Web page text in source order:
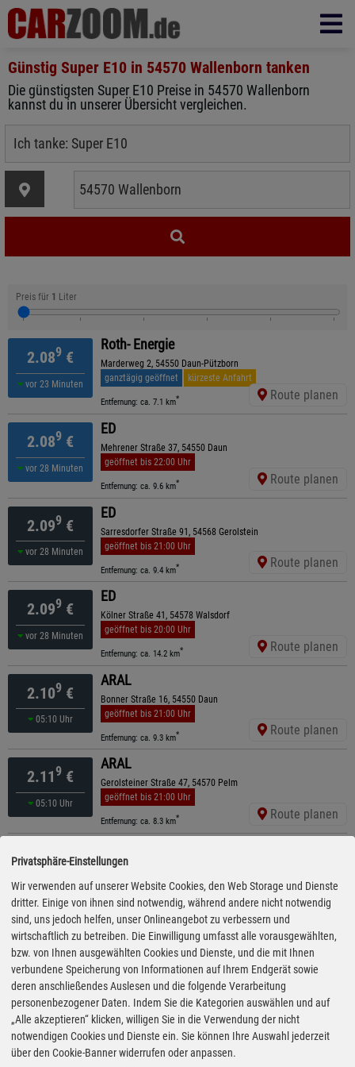
Günstig Super E10 in 54570 Wallenborn tanken
Die günstigsten Super E10 Preise in 54570 Wallenborn
kannst du in unserer Übersicht vergleichen.
Preis für 1 Liter
2.089 €
vor 23 Minuten
Roth- Energie
Marderweg 2, 54550 Daun-Pützborn
ganztägig geöffnet
kürzeste Anfahrt
Entfernung: ca. 7.1 km* Route planen
2.089 €
vor 28 Minuten
ED
Mehrener Straße 37, 54550 Daun
geöffnet bis 22:00 Uhr
Entfernung: ca. 9.6 km* Route planen
2.099 €
vor 28 Minuten
ED
Sarresdorfer Straße 91, 54568 Gerolstein
geöffnet bis 21:00 Uhr
Entfernung: ca. 9.4 km* Route planen
2.099 €
vor 28 Minuten
ED
Kölner Straße 41, 54578 Walsdorf
geöffnet bis 20:00 Uhr
Entfernung: ca. 14.2 km* Route planen
2.109 €
05:10 Uhr
ARAL
Bonner Straße 16, 54550 Daun
geöffnet bis 21:00 Uhr
Entfernung: ca. 9.3 km* Route planen
2.119 €
05:10 Uhr
ARAL
Gerolsteiner Straße 47, 54570 Pelm
geöffnet bis 21:00 Uhr
Entfernung: ca. 8.3 km* Route planen
2.129€
vor 8 Minuten
Holzmaarstr. 36, 54558 Gillenfeld
geöffnet bis 20:00 Uhr
Entfernung: ca. 13.3 km* Route planen
2.169€
gestern 15:15 Uhr
Ewald Wolter GmbH
Wittlicher Straße 5, 54531 Manderscheid
geöffnet bis 13:00 Uhr
Entfernung: ca. 9.4 km * Route planen
2.589€
gestern 12:05 Uhr
TotalEnergies
Bab A48 Eifel Ost , 54533 Niederoefflingen
ganztägig geöffnet
Privatsphäre-Einstellungen
Wir verwenden auf unserer Website Cookies, den Web Storage und Dienste
dritter. Einige von ihnen sind notwendig, während andere nicht notwendig
sind, uns jedoch helfen, unser Onlineangebot zu verbessern und
wirtschaftlich zu betreiben. Die Einwilligung umfasst alle vorausgewählten,
bzw. von Ihnen ausgewählten Cookies und Dienste, und die mit Ihnen
verbundene Speicherung von Informationen auf Ihrem Endgerät sowie
deren anschließendes Auslesen und die folgende Verarbeitung
personenbezogener Daten. Indem Sie die Kategorien auswählen und auf
„Alle akzeptieren“ klicken, willigen Sie in die Verwendung der nicht
notwendigen Cookies und Dienste ein. Sie können Ihre Auswahl jederzeit
über den Cookie-Banner widerrufen oder anpassen.